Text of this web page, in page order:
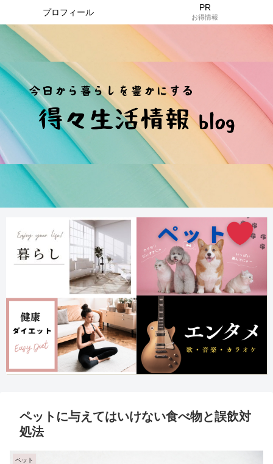
プロフィール PR
お得情報
ペットに与えてはいけない食べ物と誤飲対
処法
ペット